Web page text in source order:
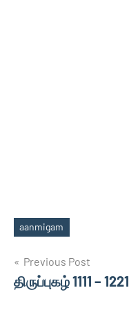
Tags
aanmigam
Post
navigation
Previous Post
திருப்புகழ் 1111 – 1221